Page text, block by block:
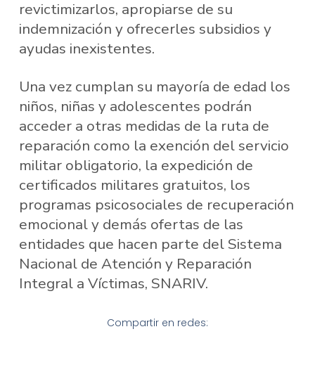
revictimizarlos, apropiarse de su
indemnización y ofrecerles subsidios y
ayudas inexistentes.
Una vez cumplan su mayoría de edad los
niños, niñas y adolescentes podrán
acceder a otras medidas de la ruta de
reparación como la exención del servicio
militar obligatorio, la expedición de
certificados militares gratuitos, los
programas psicosociales de recuperación
emocional y demás ofertas de las
entidades que hacen parte del Sistema
Nacional de Atención y Reparación
Integral a Víctimas, SNARIV.
Compartir en redes: